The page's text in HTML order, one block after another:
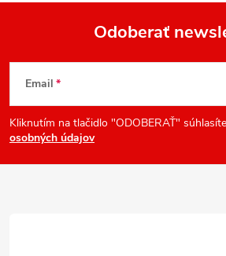
i
Odoberať
Email
Kliknutím na tlačidlo "ODOBERAŤ" súhlasíte
osobných údajov